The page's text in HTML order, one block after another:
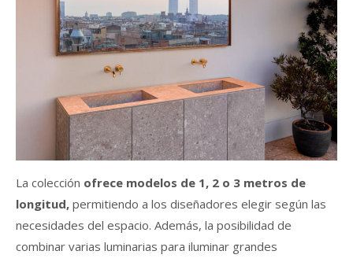
La colección ofrece modelos de 1, 2 o 3 metros de
longitud, permitiendo a los diseñadores elegir según las
necesidades del espacio. Además, la posibilidad de
combinar varias luminarias para iluminar grandes